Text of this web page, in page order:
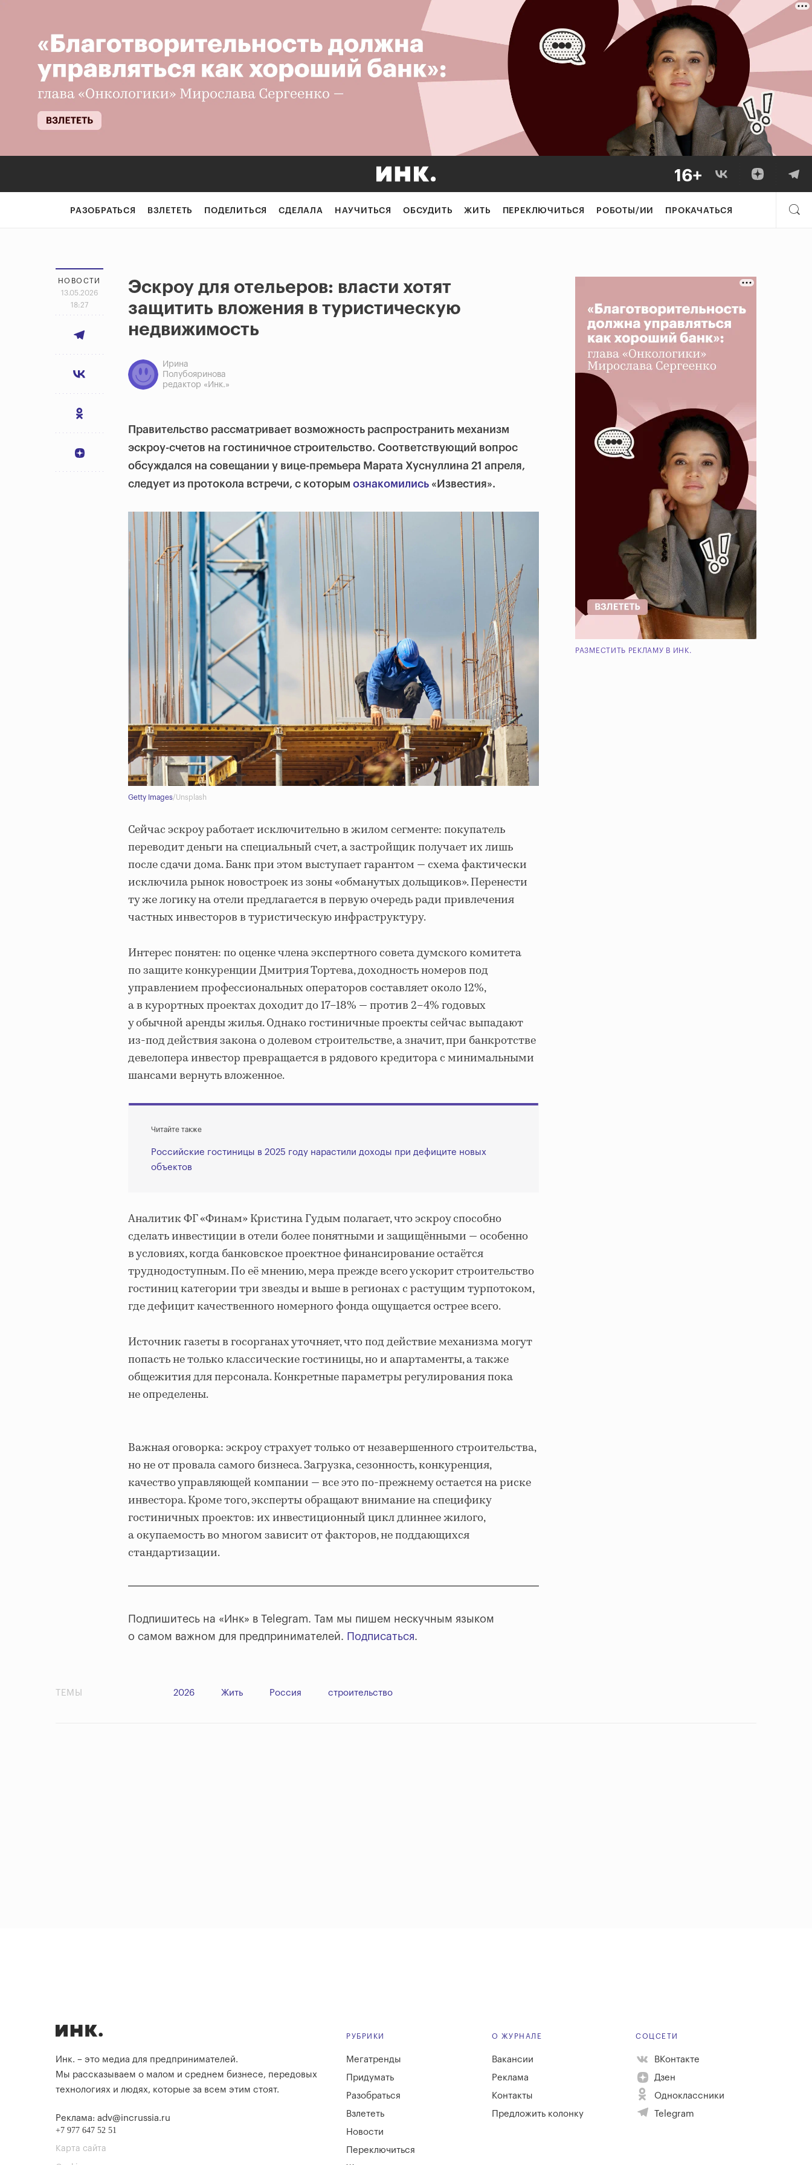
РАЗОБРАТЬСЯ ВЗЛЕТЕТЬ ПОДЕЛИТЬСЯ СДЕЛАЛА НАУЧИТЬСЯ ОБСУДИТЬ ЖИТЬ ПЕРЕКЛЮЧИТЬСЯ РОБОТЫ/ИИ ПРОКАЧАТЬСЯ
НОВОСТИ
13.05.2026
18:27
Эскроу для отельеров: власти хотят
защитить вложения в туристическую
недвижимость
Ирина
Полубояринова
редактор «Инк.»
Правительство рассматривает возможность распространить механизм
эскроу-счетов на гостиничное строительство. Соответствующий вопрос
обсуждался на совещании у вице-премьера Марата Хуснуллина 21 апреля,
следует из протокола встречи, с которым ознакомились «Известия».
Getty Images/Unsplash
Сейчас эскроу работает исключительно в жилом сегменте: покупатель
переводит деньги на специальный счет, а застройщик получает их лишь
после сдачи дома. Банк при этом выступает гарантом — схема фактически
исключила рынок новостроек из зоны «обманутых дольщиков». Перенести
ту же логику на отели предлагается в первую очередь ради привлечения
частных инвесторов в туристическую инфраструктуру.
Интерес понятен: по оценке члена экспертного совета думского комитета
по защите конкуренции Дмитрия Тортева, доходность номеров под
управлением профессиональных операторов составляет около 12%,
а в курортных проектах доходит до 17–18% — против 2–4% годовых
у обычной аренды жилья. Однако гостиничные проекты сейчас выпадают
из-под действия закона о долевом строительстве, а значит, при банкротстве
девелопера инвестор превращается в рядового кредитора с минимальными
шансами вернуть вложенное.
Читайте также
Российские гостиницы в 2025 году нарастили доходы при дефиците новых
объектов
Аналитик ФГ «Финам» Кристина Гудым полагает, что эскроу способно
сделать инвестиции в отели более понятными и защищёнными — особенно
в условиях, когда банковское проектное финансирование остаётся
труднодоступным. По её мнению, мера прежде всего ускорит строительство
гостиниц категории три звезды и выше в регионах с растущим турпотоком,
где дефицит качественного номерного фонда ощущается острее всего.
Источник газеты в госорганах уточняет, что под действие механизма могут
попасть не только классические гостиницы, но и апартаменты, а также
общежития для персонала. Конкретные параметры регулирования пока
не определены.
Важная оговорка: эскроу страхует только от незавершенного строительства,
но не от провала самого бизнеса. Загрузка, сезонность, конкуренция,
качество управляющей компании — все это по-прежнему остается на риске
инвестора. Кроме того, эксперты обращают внимание на специфику
гостиничных проектов: их инвестиционный цикл длиннее жилого,
а окупаемость во многом зависит от факторов, не поддающихся
стандартизации.
Подпишитесь на «Инк» в Telegram. Там мы пишем нескучным языком
о самом важном для предпринимателей. Подписаться.
РАЗМЕСТИТЬ РЕКЛАМУ В ИНК.
ТЕМЫ 2026 Жить Россия строительство
Инк. – это медиа для предпринимателей.
Мы рассказываем о малом и среднем бизнесе, передовых
технологиях и людях, которые за всем этим стоят.
Реклама: adv@incrussia.ru
+7 977 647 52 51
Карта сайта
РУБРИКИ
Мегатренды
Придумать
Разобраться
Взлететь
Новости
Переключиться
О ЖУРНАЛЕ
Вакансии
Реклама
Контакты
Предложить колонку
СОЦСЕТИ
ВКонтакте
Дзен
Одноклассники
Telegram